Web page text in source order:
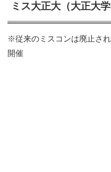
ミス大正大（大正大
※従来のミスコンは廃止さ
開催